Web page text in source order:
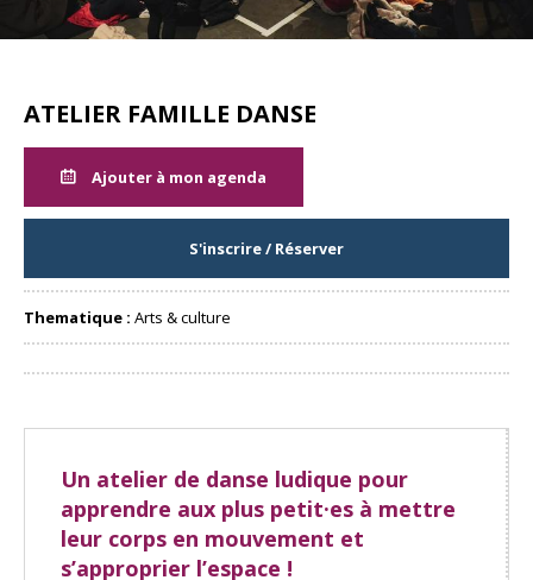
ATELIER FAMILLE DANSE
Ajouter à mon agenda
S'inscrire / Réserver
Thematique : Arts & culture
Un atelier de danse ludique pour
apprendre aux plus petit·es à mettre
leur corps en mouvement et
s’approprier l’espace !